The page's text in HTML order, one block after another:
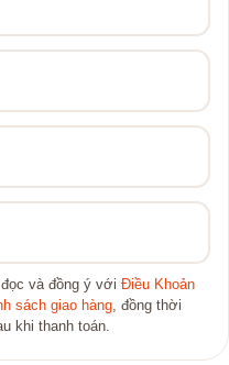
và đồng ý với Điều Khoản
sách giao hàng, đồng thời
khi thanh toán.